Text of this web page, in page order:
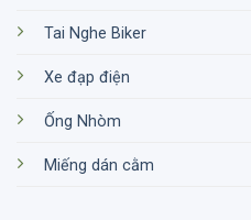
Tai Nghe Biker
Xe đạp điện
Ống Nhòm
Miếng dán cằm